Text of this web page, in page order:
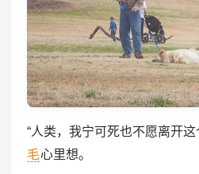
“人类，我宁可死也不愿离开
毛心里想。